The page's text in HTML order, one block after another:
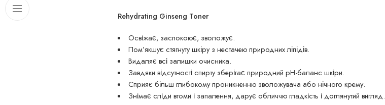
Rehydrating Ginseng Toner
Освіжає, заспокоює, зволожує.
Пом’якшує стягнуту шкіру з нестачею природних ліпідів.
Видаляє всі залишки очисника.
Завдяки відсутності спирту зберігає природний рН-баланс шкіри.
Сприяє більш глибокому проникненню зволожувача або нічного крему.
Знімає сліди втоми і запалення, дарує обличчю гладкість і доглянутий вигляд.